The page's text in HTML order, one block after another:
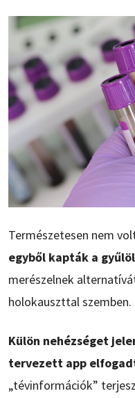
Természetesen nem
egyből kapták a
merészelnek
holokauszttal szemben.
Külön nehézséget
tervezett app
„tévinformációk”